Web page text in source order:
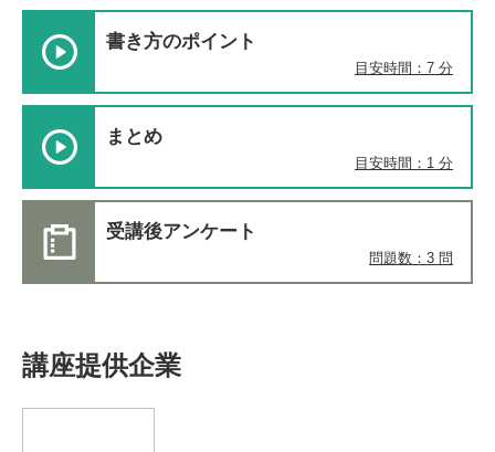
書き方のポイント
目安時間：7 分
まとめ
目安時間：1 分
受講後アンケート
問題数：3 問
講座提供企業